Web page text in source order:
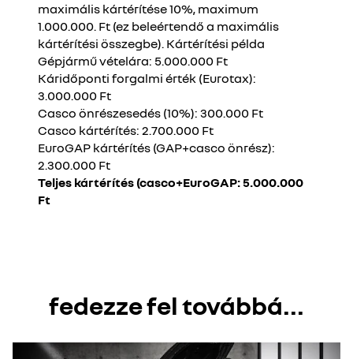
maximális kártérítése 10%, maximum
1.000.000. Ft (ez beleértendő a maximális
kártérítési összegbe). Kártérítési példa
Gépjármű vételára: 5.000.000 Ft
Káridőponti forgalmi érték (Eurotax):
3.000.000 Ft
Casco önrészesedés (10%): 300.000 Ft
Casco kártérítés: 2.700.000 Ft
EuroGAP kártérítés (GAP+casco önrész):
2.300.000 Ft
Teljes kártérítés (casco+EuroGAP: 5.000.000
Ft
fedezze fel továbbá...